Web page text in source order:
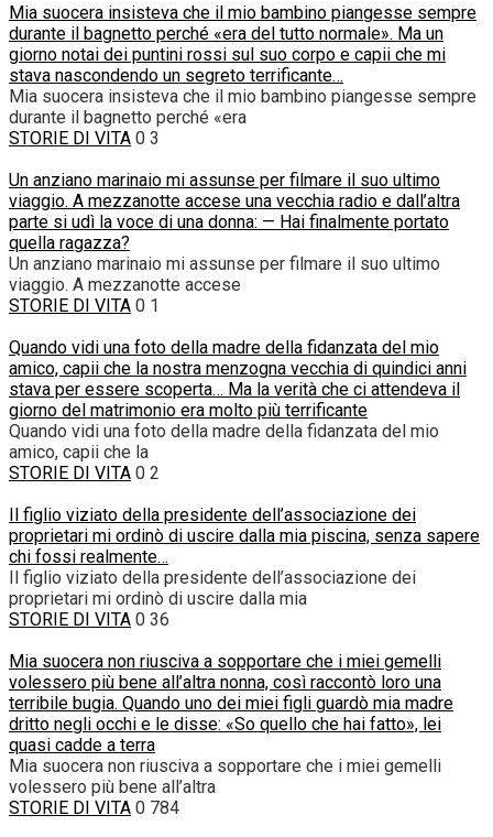
Mia suocera insisteva che il mio bambino piangesse sempre
durante il bagnetto perché «era del tutto normale». Ma un
giorno notai dei puntini rossi sul suo corpo e capii che mi
stava nascondendo un segreto terrificante…
Mia suocera insisteva che il mio bambino piangesse sempre
durante il bagnetto perché «era
STORIE DI VITA 0 3
Un anziano marinaio mi assunse per filmare il suo ultimo
viaggio. A mezzanotte accese una vecchia radio e dall’altra
parte si udì la voce di una donna: — Hai finalmente portato
quella ragazza?
Un anziano marinaio mi assunse per filmare il suo ultimo
viaggio. A mezzanotte accese
STORIE DI VITA 0 1
Quando vidi una foto della madre della fidanzata del mio
amico, capii che la nostra menzogna vecchia di quindici anni
stava per essere scoperta… Ma la verità che ci attendeva il
giorno del matrimonio era molto più terrificante
Quando vidi una foto della madre della fidanzata del mio
amico, capii che la
STORIE DI VITA 0 2
Il figlio viziato della presidente dell’associazione dei
proprietari mi ordinò di uscire dalla mia piscina, senza sapere
chi fossi realmente…
Il figlio viziato della presidente dell’associazione dei
proprietari mi ordinò di uscire dalla mia
STORIE DI VITA 0 36
Mia suocera non riusciva a sopportare che i miei gemelli
volessero più bene all’altra nonna, così raccontò loro una
terribile bugia. Quando uno dei miei figli guardò mia madre
dritto negli occhi e le disse: «So quello che hai fatto», lei
quasi cadde a terra
Mia suocera non riusciva a sopportare che i miei gemelli
volessero più bene all’altra
STORIE DI VITA 0 784